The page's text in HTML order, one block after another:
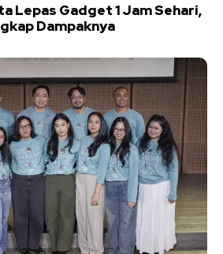
Lepas Gadget 1 Jam Sehari,
Dampaknya